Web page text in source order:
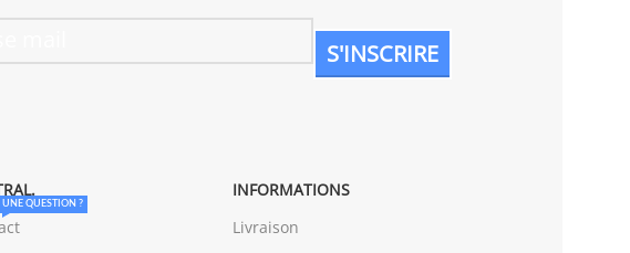
UNE QUESTION ?
INFORMATIONS
Livraison